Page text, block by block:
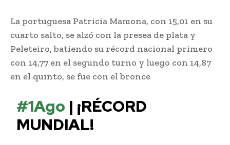
La portuguesa Patricia Mamona, con 15,01 en su
cuarto salto, se alzó con la presea de plata y
Peleteiro, batiendo su récord nacional primero
con 14,77 en el segundo turno y luego con 14,87
en el quinto, se fue con el bronce
#1Ago | ¡RÉCORD
MUNDIAL!